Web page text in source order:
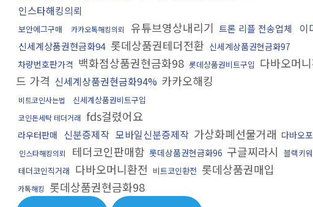
인스타해킹의뢰
보안에그구매 카카오톡해킹의뢰 유튜브영상내리기 트론 리플 전송업체 이
신세계상품권현금화94 롯데상품권테더전환 신세계상품권현금화97
차량번호판가격 백화점상품권현금화98 롯데상품권비트구입 다바오머
드 가격 신세계상품권현금화94% 카카오해킹
비트코인사는법 신세계상품권비트구입
코인돈세탁 테더거래 fds걸렸어요
라우터판매 신분증제작 모바일신분증제작 가상화폐선물거래 다바오
인스타해킹의뢰 테더코인판매함 롯데상품권현금화96 구글찌라시 블랙키
테더코인직거래 다바오머니환전 비트코인환전 롯데상품권매입
카톡해킹 롯데상품권현금화98